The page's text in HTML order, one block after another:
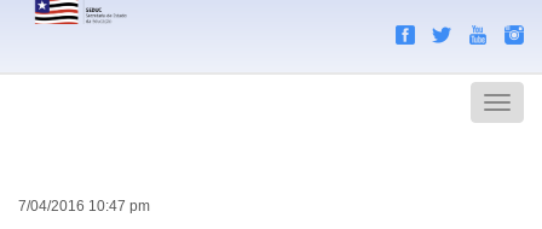
Menu
7/04/2016 10:47 pm